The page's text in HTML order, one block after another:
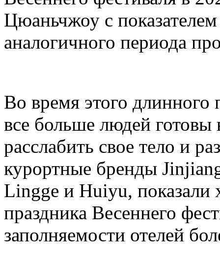
Цюаньчжоу с
аналогичного периода
Во время этого длинного
все больше людей готовы
расслабить свое тело и
курортные бренды
Lingge и Huiyu, показали
праздника Весеннего
заполняемости отелей